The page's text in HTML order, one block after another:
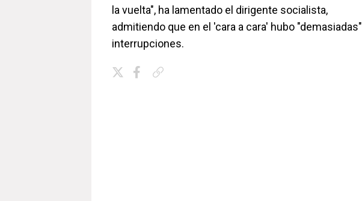
la vuelta", ha lamentado el dirigente socialista,
admitiendo que en el 'cara a cara' hubo "demasiadas"
interrupciones.